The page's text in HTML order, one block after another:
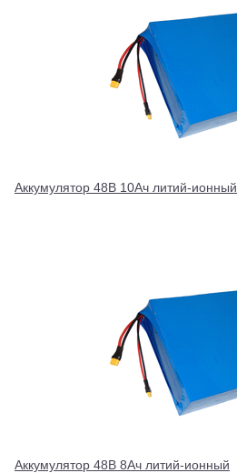
Аккумулятор 48В 10Ач литий-ионный
Аккумулятор 48В 8Ач литий-ионный